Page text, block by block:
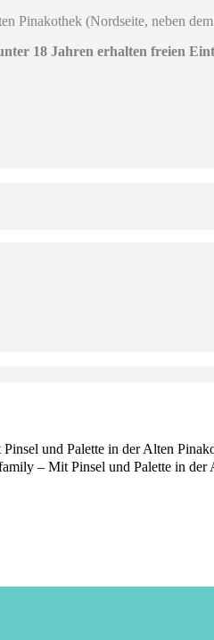
Pinakothek (Nordseite, neben
18 Jahren erhalten freien
und Palette in der Alten
– Mit Pinsel und Palette in der